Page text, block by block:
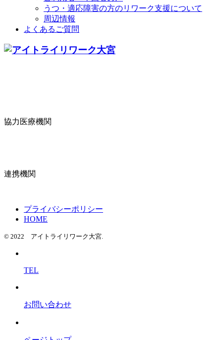
うつ・適応障害の方のリワーク支援について
周辺情報
よくあるご質問
協力医療機関
連携機関
プライバシーポリシー
HOME
© 2022 アイトライリワーク大宮.
TEL
お問い合わせ